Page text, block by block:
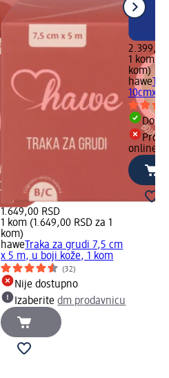
1.649,00 RSD
1 kom (1.649,00 RSD za 1
kom)
hawe Traka za grudi 7,5 cm
x 5 m, u boji kože, 1 kom
(32)
Nije dostupno
Izaberitedm prodavnicu
2.399,00
1 kom
kom)
hawe
online